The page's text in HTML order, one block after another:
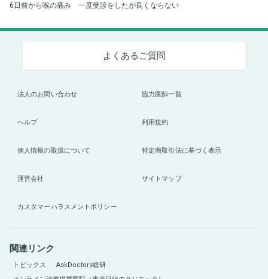
6日前から喉の痛み 一度受診をしたが良くならない
よくあるご質問
法人のお問い合わせ 協力医師一覧
ヘルプ 利用規約
個人情報の取扱について 特定商取引法に基づく表示
運営会社 サイトマップ
カスタマーハラスメントポリシー
関連リンク
トピックス
AskDoctors総研